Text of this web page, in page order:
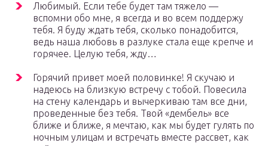
Любимый. Если тебе будет там тяжело —
вспомни обо мне, я всегда и во всем поддержу
тебя. Я буду ждать тебя, сколько понадобится,
ведь наша любовь в разлуке стала еще крепче и
горячее. Целую тебя, жду…
Горячий привет моей половинке! Я скучаю и
надеюсь на близкую встречу с тобой. Повесила
на стену календарь и вычеркиваю там все дни,
проведенные без тебя. Твой «дембель» все
ближе и ближе, я мечтаю, как мы будет гулять по
ночным улицам и встречать вместе рассвет, как